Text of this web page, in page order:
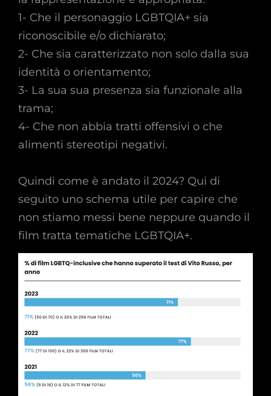
1- Che il personaggio LGBTQIA+ sia
riconoscibile e/o dichiarato;
2- Che sia caratterizzato non solo dalla sua
identità o orientamento;
3- La sua sua presenza sia funzionale alla
trama;
4- Che non abbia tratti offensivi o che
alimenti stereotipi negativi.
Quindi come è andato il 2024? Qui di
seguito uno schema utile per capire che
non stiamo messi bene neppure quando il
film tratta tematiche LGBTQIA+.